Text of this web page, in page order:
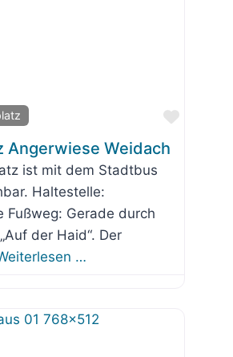
Favorit
Angerwiese Weidach
ist mit dem Stadtbus
Haltestelle:
Fußweg: Gerade durch
der Haid“. Der
…